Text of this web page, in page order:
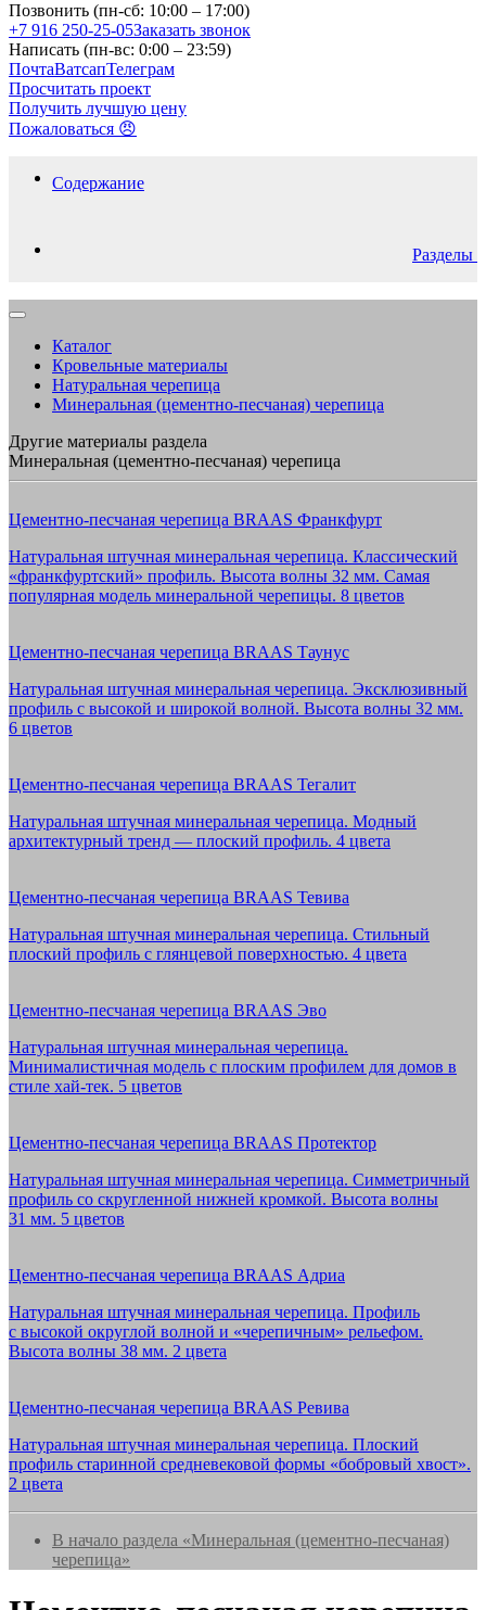
Позвонить (пн-сб: 10:00 – 17:00)
+7 916 250-25-05Заказать звонок
Написать (пн-вс: 0:00 – 23:59)
ПочтаВатсапТелеграм
Просчитать проект
Получить лучшую цену
Пожаловаться 😠
Содержание
Разделы
Каталог
Кровельные материалы
Натуральная черепица
Минеральная (цементно-песчаная) черепица
Другие материалы раздела
Минеральная (цементно-песчаная) черепица
Цементно-песчаная черепица BRAAS Франкфурт
Натуральная штучная минеральная черепица. Классический
«франкфуртский» профиль. Высота волны 32 мм. Самая
популярная модель минеральной черепицы. 8 цветов
Цементно-песчаная черепица BRAAS Таунус
Натуральная штучная минеральная черепица. Эксклюзивный
профиль с высокой и широкой волной. Высота волны 32 мм.
6 цветов
Цементно-песчаная черепица BRAAS Тегалит
Натуральная штучная минеральная черепица. Модный
архитектурный тренд — плоский профиль. 4 цвета
Цементно-песчаная черепица BRAAS Тевива
Натуральная штучная минеральная черепица. Стильный
плоский профиль с глянцевой поверхностью. 4 цвета
Цементно-песчаная черепица BRAAS Эво
Натуральная штучная минеральная черепица.
Минималистичная модель с плоским профилем для домов в
стиле хай-тек. 5 цветов
Цементно-песчаная черепица BRAAS Протектор
Натуральная штучная минеральная черепица. Симметричный
профиль со скругленной нижней кромкой. Высота волны
31 мм. 5 цветов
Цементно-песчаная черепица BRAAS Адриа
Натуральная штучная минеральная черепица. Профиль
с высокой округлой волной и «черепичным» рельефом.
Высота волны 38 мм. 2 цвета
Цементно-песчаная черепица BRAAS Ревива
Натуральная штучная минеральная черепица. Плоский
профиль старинной средневековой формы «бобровый хвост».
2 цвета
В начало раздела «Минеральная (цементно-песчаная)
черепица»